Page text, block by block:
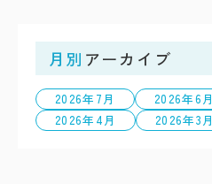
月別 アーカイブ
2026年7月 2026年6月
2026年4月
2026年3月